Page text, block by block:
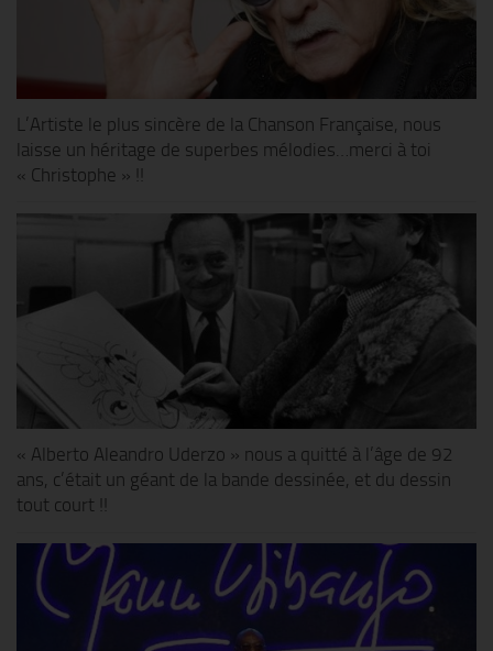
L’Artiste le plus sincère de la Chanson Française, nous
laisse un héritage de superbes mélodies…merci à toi
« Christophe » !!
« Alberto Aleandro Uderzo » nous a quitté à l’âge de 92
ans, c’était un géant de la bande dessinée, et du dessin
tout court !!